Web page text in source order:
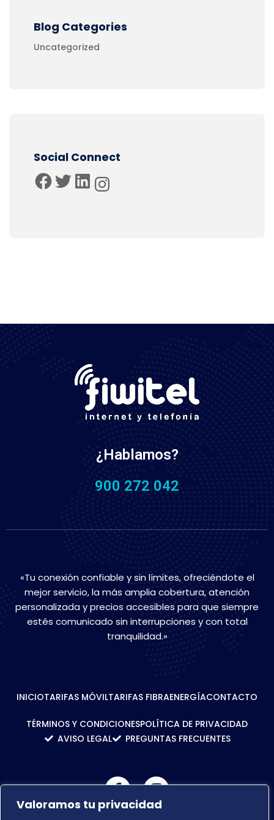
Valoramos tu privacidad
Blog Categories
Uncategorized
Social Connect
¿Hablamos?
900 272 042
«Tu conexión confiable y sin límites, ofreciéndote el
mejor servicio, la más amplia cobertura, atención
personalizada y precios accesibles para que siempre
estés comunicado sin interrupciones y con total
tranquilidad.»
INICIOTARIFAS MÓVILTARIFAS FIBRAENERGÍACONTACTO
TÉRMINOS Y CONDICIONESPOLÍTICA DE PRIVACIDAD
AVISO LEGAL
PREGUNTAS FRECUENTES